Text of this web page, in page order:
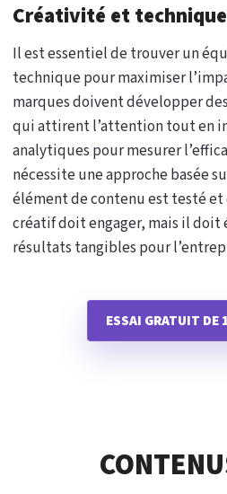
Créativité et technique
Il est essentiel de trouver un
technique pour maximiser
marques doivent développer
qui attirent l’attention tout en
analytiques pour mesurer
nécessite une approche basée
élément de contenu est testé
créatif doit engager, mais il doit
résultats tangibles pour
ESSAI GRATUIT DE